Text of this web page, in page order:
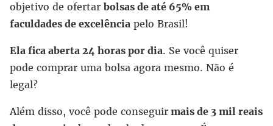
objetivo de ofertar bolsas de até 65% em
faculdades de excelência pelo Brasil!
Ela fica aberta 24 horas por dia. Se você quiser
pode comprar uma bolsa agora mesmo. Não é
legal?
Além disso, você pode conseguir mais de 3 mil reais